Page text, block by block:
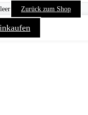
Zurück zum Shop